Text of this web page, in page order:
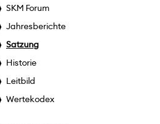
SKM Forum
Jahresberichte
Satzung
Historie
Leitbild
Wertekodex